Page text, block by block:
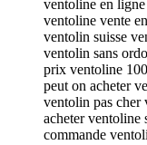
ventoline en
ventoline vente
ventolin suisse
ventolin sans
prix ventoline
peut on acheter
ventolin pas cher
acheter ventoline
commande